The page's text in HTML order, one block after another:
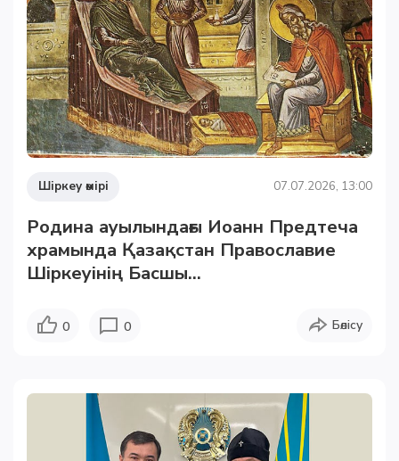
Шіркеу өмірі 07.07.2026, 13:00
Родина ауылындағы Иоанн Предтеча
храмында Қазақстан Православие
Шіркеуінің Басшы...
0 0 Бөлісу